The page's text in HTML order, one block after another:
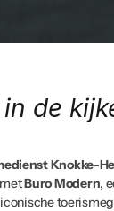
Knokke-
Buro Modern,
de